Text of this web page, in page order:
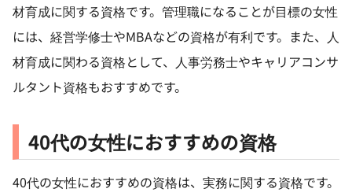
材育成に関する資格です。管理職になることが目標の女性
には、経営学修士やMBAなどの資格が有利です。また、人
材育成に関わる資格として、人事労務士やキャリアコンサ
ルタント資格もおすすめです。
40代の女性におすすめの資格
40代の女性におすすめの資格は、実務に関する資格です。